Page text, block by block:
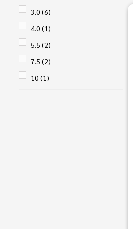
3.0 (6)
4.0 (1)
5.5 (2)
7.5 (2)
10 (1)